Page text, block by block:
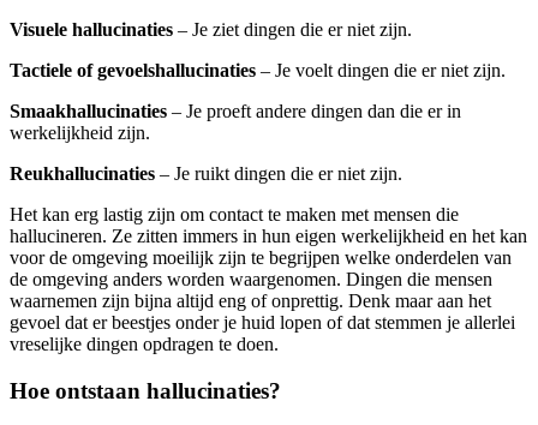
Visuele hallucinaties – Je ziet dingen die er niet zijn.
Tactiele of gevoelshallucinaties – Je voelt dingen die er niet zijn.
Smaakhallucinaties – Je proeft andere dingen dan die er in
werkelijkheid zijn.
Reukhallucinaties – Je ruikt dingen die er niet zijn.
Het kan erg lastig zijn om contact te maken met mensen die
hallucineren. Ze zitten immers in hun eigen werkelijkheid en het kan
voor de omgeving moeilijk zijn te begrijpen welke onderdelen van
de omgeving anders worden waargenomen. Dingen die mensen
waarnemen zijn bijna altijd eng of onprettig. Denk maar aan het
gevoel dat er beestjes onder je huid lopen of dat stemmen je allerlei
vreselijke dingen opdragen te doen.
Hoe ontstaan hallucinaties?